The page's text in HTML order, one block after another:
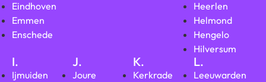
Eindhoven
Emmen
Enschede
Heerlen
Helmond
Hengelo
Hilversum
I.
Ijmuiden
J.
Joure
K.
Kerkrade
L.
Leeuwarden